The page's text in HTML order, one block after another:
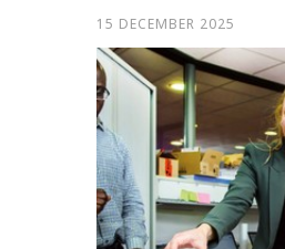
15 DECEMBER 2025